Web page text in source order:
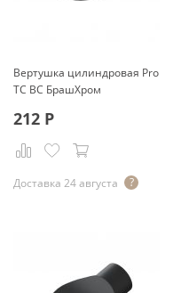
Вертушка цилиндровая Pro
TC BС БрашХром
212 Р
Доставка 24 августа